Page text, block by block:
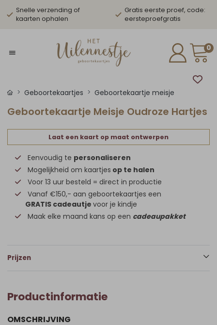
Snelle verzending of
kaarten ophalen
Gratis eerste proef, code:
eersteproefgratis
0
Geboortekaartjes Geboortekaartje meisje
Geboortekaartje Meisje Oudroze Hartjes
Laat een kaart op maat ontwerpen
Eenvoudig te personaliseren
Mogelijkheid om kaartjes op te halen
Voor 13 uur besteld = direct in productie
Vanaf €150,- aan geboortekaartjes een
GRATIS cadeautje voor je kindje
Maak elke maand kans op een cadeaupakket
Prijzen
Productinformatie
OMSCHRIJVING